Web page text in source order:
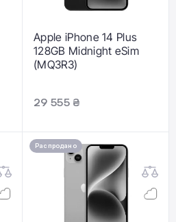
Apple iPhone 14 Plus
128GB Midnight eSim
(MQ3R3)
29 555 ₴
Распродано